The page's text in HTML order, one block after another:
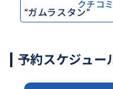
“ガムラスタン”
クチコ
予約スケジュー